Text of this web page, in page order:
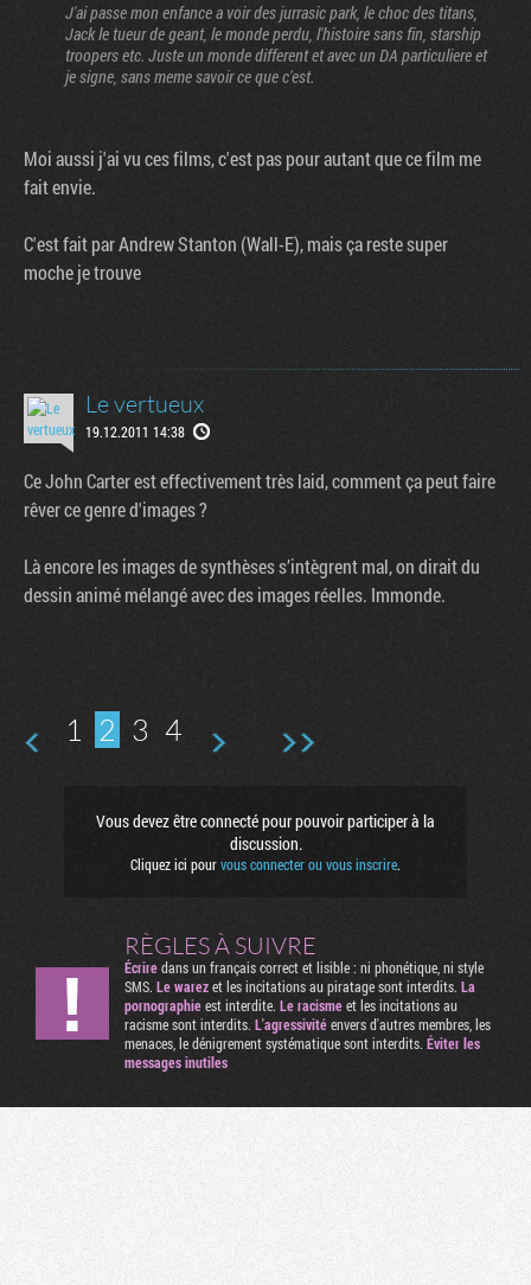
J'ai passe mon enfance a voir des jurrasic park, le choc des titans,
Jack le tueur de geant, le monde perdu, l'histoire sans fin, starship
troopers etc. Juste un monde different et avec un DA particuliere et
je signe, sans meme savoir ce que c'est.
Moi aussi j'ai vu ces films, c'est pas pour autant que ce film me
fait envie.
C'est fait par Andrew Stanton (Wall-E), mais ça reste super
moche je trouve
Le vertueux
19.12.2011 14:38
Ce John Carter est effectivement très laid, comment ça peut faire
rêver ce genre d'images ?
Là encore les images de synthèses s’intègrent mal, on dirait du
dessin animé mélangé avec des images réelles. Immonde.
1 2 3 4
Vous devez être connecté pour pouvoir participer à la
discussion.
Cliquez ici pourvous connecter ou vous inscrire.
RÈGLES À SUIVRE
Écriredans un français correct et lisible : ni phonétique, ni style
SMS. Le warezet les incitations au piratage sont interdits. La
pornographieest interdite. Le racismeet les incitations au
racisme sont interdits. L'agressivitéenvers d'autres membres, les
menaces, le dénigrement systématique sont interdits. Éviter les
messages inutiles